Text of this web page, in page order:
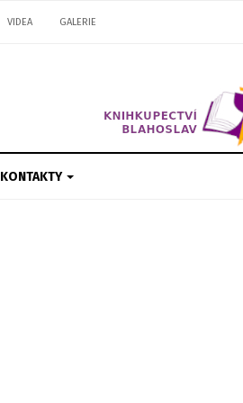
VIDEA GALERIE
KONTAKTY